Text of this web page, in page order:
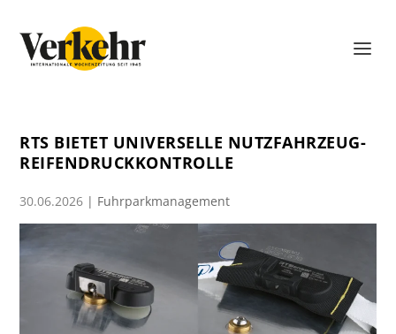
RTS BIETET UNIVERSELLE NUTZFAHRZEUG-
REIFENDRUCKKONTROLLE
30.06.2026 | Fuhrparkmanagement